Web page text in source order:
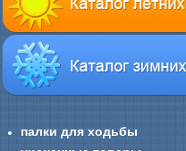
палки для ходьбы